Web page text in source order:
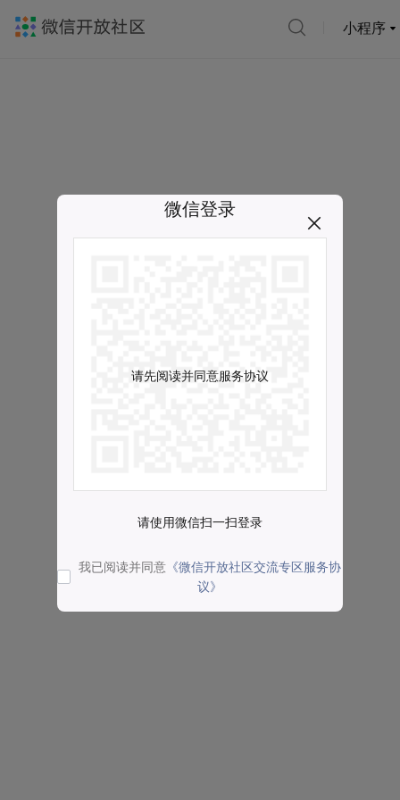
小程序
微信登录
请先阅读并同意服务协议
请使用微信扫一扫登录
我已阅读并同意 《微信开放社区交流专区服务协
议》